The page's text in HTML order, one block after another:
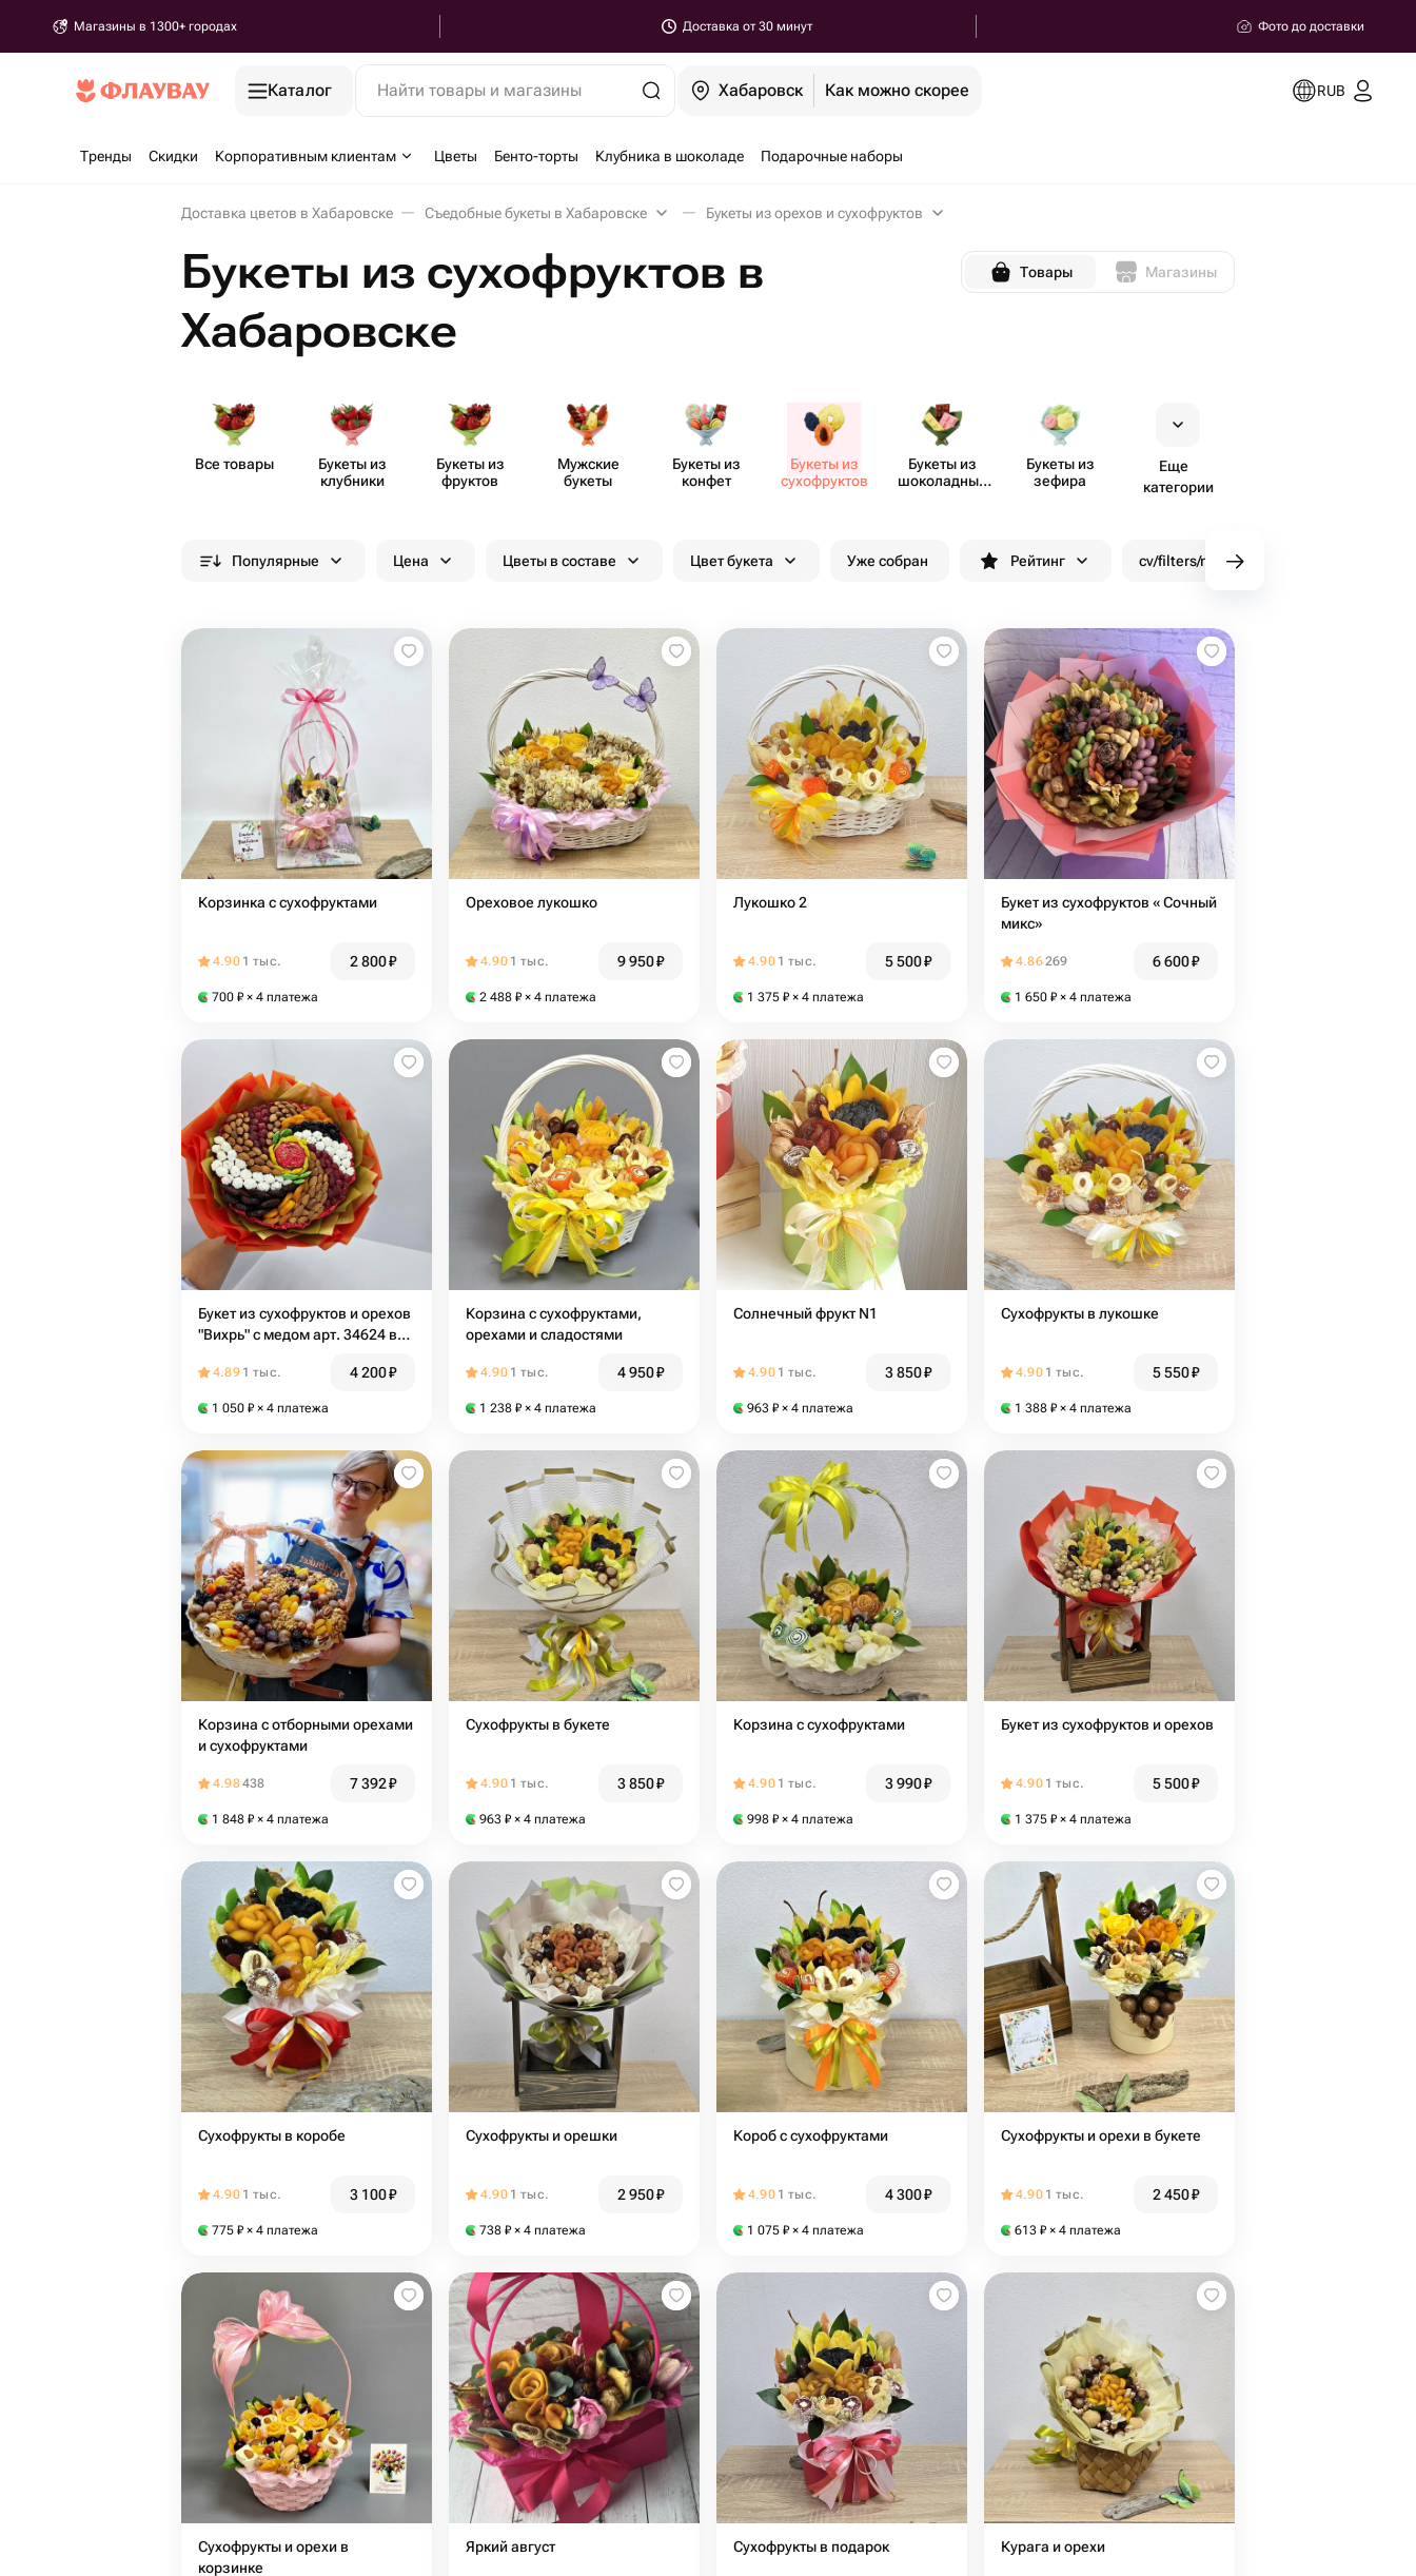
Магазины в 1300+ городах Доставка от 30 минут Фото до доставки
Каталог Найти товары и магазины Хабаровск Как можно скорее RUB
Тренды Скидки Корпоративным клиентам Цветы Бенто-торты Клубника в шоколаде Подарочные наборы
Доставка цветов в Хабаровске Съедобные букеты в Хабаровске Букеты из орехов и сухофруктов
Букеты из сухофруктов в
Хабаровске
Товары Магазины
Все товары
Букеты из
клубники
Букеты из
фруктов
Мужские
букеты
Букеты из
конфет
Букеты из
сухоф​руктов
Букеты из
шоко​ладных
Букеты из
зефира
Еще
категории
Популярные Цена Цветы в составе Цвет букета Уже собран Рейтинг cv/filters/name_fast_delivery
Корзинка с сухофруктами
4.90 1 тыс. 2 800₽
700 ₽ × 4 платежа
Ореховое лукошко
4.90 1 тыс. 9 950₽
2 488 ₽ × 4 платежа
Лукошко 2
4.90 1 тыс. 5 500₽
1 375 ₽ × 4 платежа
Букет из сухофруктов « Сочный
микс»
4.86269 6 600₽
1 650 ₽ × 4 платежа
Букет из сухофруктов и орехов
"Вихрь" с медом арт. 34624 в
4.89 1 тыс. 4 200₽
1 050 ₽ × 4 платежа
Корзина с сухофруктами,
орехами и сладостями
4.90 1 тыс. 4 950₽
1 238 ₽ × 4 платежа
Солнечный фрукт N1
4.90 1 тыс. 3 850₽
963 ₽ × 4 платежа
Сухофрукты в лукошке
4.90 1 тыс. 5 550₽
1 388 ₽ × 4 платежа
Корзина с отборными орехами
и сухофруктами
4.98438 7 392₽
1 848 ₽ × 4 платежа
Сухофрукты в букете
4.90 1 тыс. 3 850₽
963 ₽ × 4 платежа
Корзина с сухофруктами
4.90 1 тыс. 3 990₽
998 ₽ × 4 платежа
Букет из сухофруктов и орехов
4.90 1 тыс. 5 500₽
1 375 ₽ × 4 платежа
Сухофрукты в коробе
4.90 1 тыс. 3 100₽
775 ₽ × 4 платежа
Сухофрукты и орешки
4.90 1 тыс. 2 950₽
738 ₽ × 4 платежа
Короб с сухофруктами
4.90 1 тыс. 4 300₽
1 075 ₽ × 4 платежа
Сухофрукты и орехи в букете
4.90 1 тыс. 2 450₽
613 ₽ × 4 платежа
Сухофрукты и орехи в
корзинке
Яркий август Сухофрукты в подарок Курага и орехи